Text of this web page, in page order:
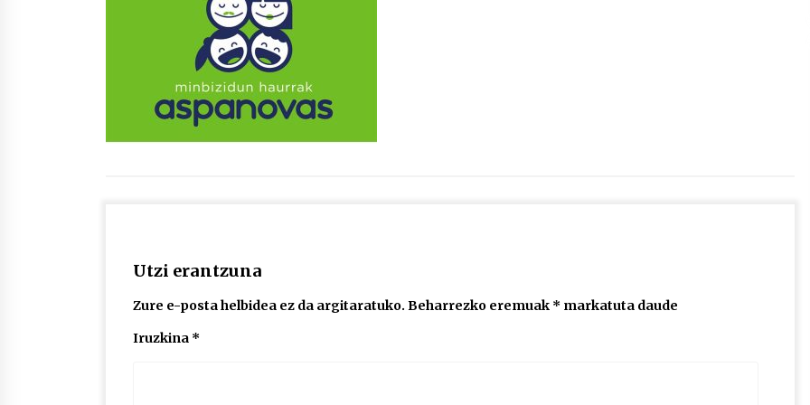
protagonista
2026/07/16
POTTO: San Pedro jaietako bertso-
saioa
2026/07/09
Utzi erantzuna
Zure e-posta helbidea ez da argitaratuko. Beharrezko eremuak * markatuta daude
Iruzkina *